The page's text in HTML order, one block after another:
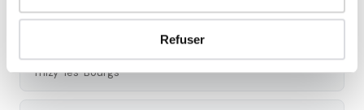
Refuser
Autres lycées à proximité
Thizy-les-Bourgs